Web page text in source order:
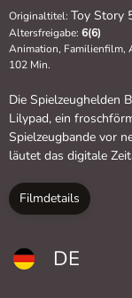
Originaltitel: Toy Story
Altersfreigabe: 6(6)
Animation, Familienfilm,
102 Min.
Die Spielzeughelden
Lilypad, ein
Spielzeugbande vor
läutet das digitale
Filmdetails
DE